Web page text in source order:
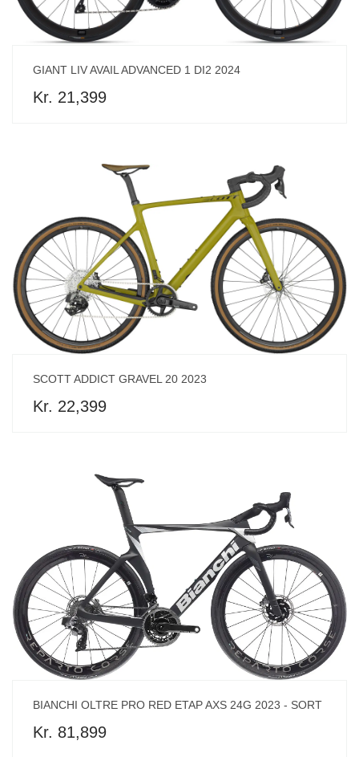
GIANT LIV AVAIL ADVANCED 1 DI2 2024
Kr. 21,399
SCOTT ADDICT GRAVEL 20 2023
Kr. 22,399
BIANCHI OLTRE PRO RED ETAP AXS 24G 2023 - SORT
Kr. 81,899